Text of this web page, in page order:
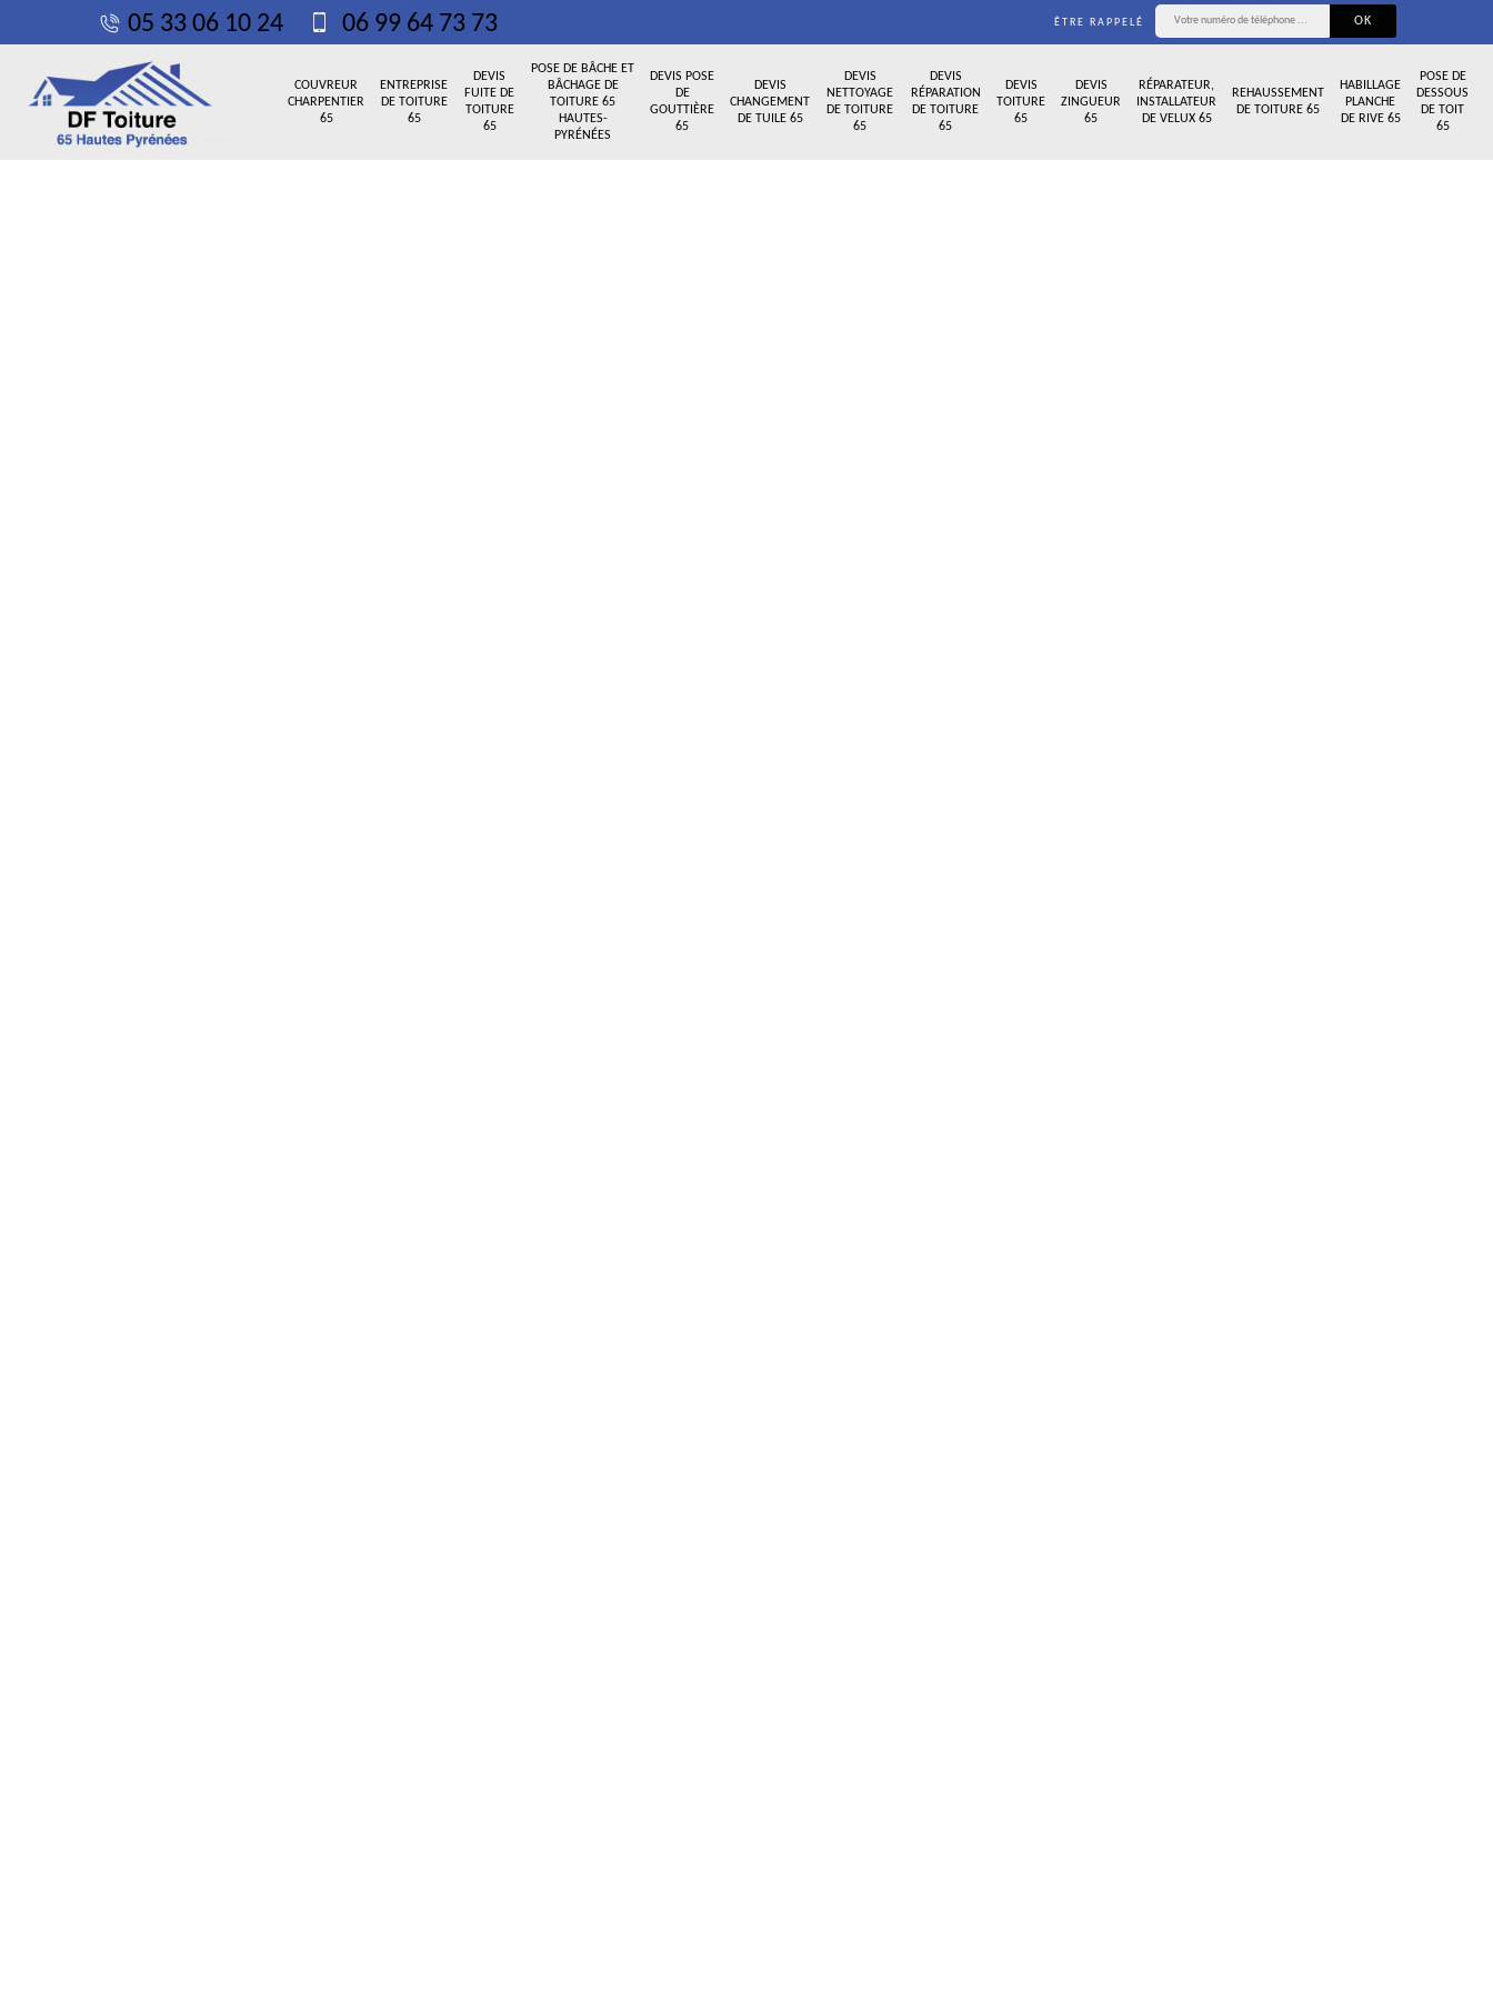
05 33 06 10 24 06 99 64 73 73 ÊTRE RAPPELÉ
COUVREUR
CHARPENTIER
65
ENTREPRISE
DE TOITURE
65
DEVIS
FUITE DE
TOITURE
65
POSE DE BÂCHE ET
BÂCHAGE DE
TOITURE 65
HAUTES-
PYRÉNÉES
DEVIS POSE
DE
GOUTTIÈRE
65
DEVIS
CHANGEMENT
DE TUILE 65
DEVIS
NETTOYAGE
DE TOITURE
65
DEVIS
RÉPARATION
DE TOITURE
65
DEVIS
TOITURE
65
DEVIS
ZINGUEUR
65
RÉPARATEUR,
INSTALLATEUR
DE VELUX 65
REHAUSSEMENT
DE TOITURE 65
HABILLAGE
PLANCHE
DE RIVE 65
POSE DE
DESSOUS
DE TOIT
65